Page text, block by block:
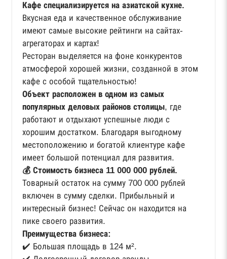
Кафе специализируется на азиатской кухне.
Вкусная еда и качественное обслуживание
имеют самые высокие рейтинги на сайтах-
агрегаторах и картах!
Ресторан выделяется на фоне конкурентов
атмосферой хорошей жизни, созданной в этом
кафе с особой тщательностью!
Объект расположен в одном из самых
популярных деловых районов столицы, где
работают и отдыхают успешные люди с
хорошим достатком. Благодаря выгодному
местоположению и богатой клиентуре кафе
имеет большой потенциал для развития.
💰 Стоимость бизнеса 11 000 000 рублей.
Товарный остаток на сумму 700 000 рублей
включен в сумму сделки. Прибыльный и
интересный бизнес! Сейчас он находится на
пике своего развития.
Преимущества бизнеса:
✔️ Большая площадь в 124 м².